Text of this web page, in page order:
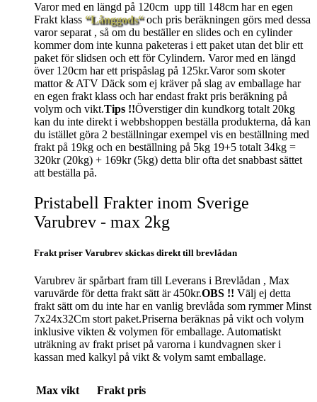
Varor med en längd på 120cm upp till 148cm har en egen
Frakt klass “Långgods“och pris beräkningen görs med dessa
varor separat , så om du beställer en slides och en cylinder
kommer dom inte kunna paketeras i ett paket utan det blir ett
paket för slidsen och ett för Cylindern. Varor med en längd
över 120cm har ett prispåslag på 125kr.Varor som skoter
mattor & ATV Däck som ej kräver på slag av emballage har
en egen frakt klass och har endast frakt pris beräkning på
volym och vikt.Tips !!Överstiger din kundkorg totalt 20kg
kan du inte direkt i webbshoppen beställa produkterna, då kan
du istället göra 2 beställningar exempel vis en beställning med
frakt på 19kg och en beställning på 5kg 19+5 totalt 34kg =
320kr (20kg) + 169kr (5kg) detta blir ofta det snabbast sättet
att beställa på.
Pristabell Frakter inom Sverige
Varubrev - max 2kg
Frakt priser Varubrev skickas direkt till brevlådan
Varubrev är spårbart fram till Leverans i Brevlådan , Max
varuvärde för detta frakt sätt är 450kr.OBS !! Välj ej detta
frakt sätt om du inte har en vanlig brevlåda som rymmer Minst
7x24x32Cm stort paket.Priserna beräknas på vikt och volym
inklusive vikten & volymen för emballage. Automatiskt
uträkning av frakt priset på varorna i kundvagnen sker i
kassan med kalkyl på vikt & volym samt emballage.
Max vikt Frakt pris